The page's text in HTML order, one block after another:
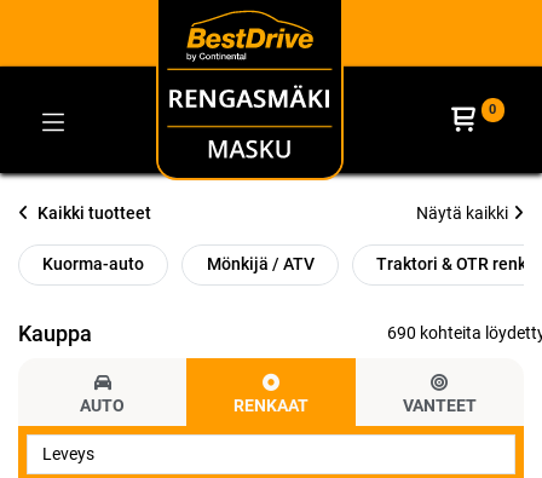
0
Kaikki tuotteet Näytä kaikki
Kuorma-auto Mönkijä / ATV Traktori & OTR
Kauppa 690 kohteita
AUTO RENKAAT VANTEET